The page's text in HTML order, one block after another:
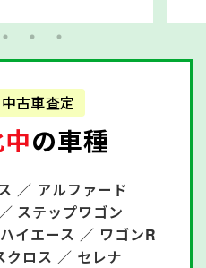
中古車査定
の車種
／ アルファード
ステップワゴン
ハイエース ／ ワゴンR
クロス ／ セレナ